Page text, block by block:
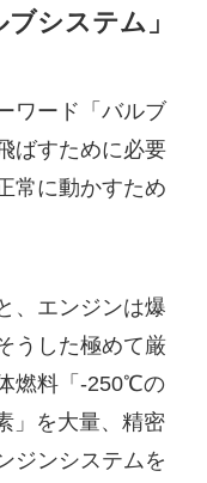
システム」
ワード「バルブ
ばすために必要
常に動かすため
、エンジンは爆
うした極めて厳
燃料「-250℃の
」を大量、精密
ジンシステムを